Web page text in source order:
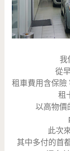
我
從
租車費用含保險
租
以高物價
此次
其中多付的首